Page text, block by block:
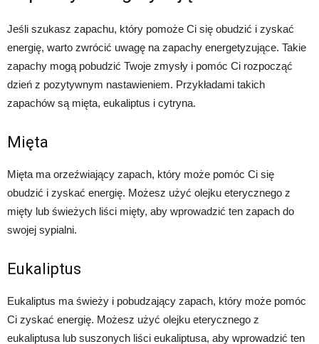
Jeśli szukasz zapachu, który pomoże Ci się obudzić i zyskać
energię, warto zwrócić uwagę na zapachy energetyzujące. Takie
zapachy mogą pobudzić Twoje zmysły i pomóc Ci rozpocząć
dzień z pozytywnym nastawieniem. Przykładami takich
zapachów są mięta, eukaliptus i cytryna.
Mięta
Mięta ma orzeźwiający zapach, który może pomóc Ci się
obudzić i zyskać energię. Możesz użyć olejku eterycznego z
mięty lub świeżych liści mięty, aby wprowadzić ten zapach do
swojej sypialni.
Eukaliptus
Eukaliptus ma świeży i pobudzający zapach, który może pomóc
Ci zyskać energię. Możesz użyć olejku eterycznego z
eukaliptusa lub suszonych liści eukaliptusa, aby wprowadzić ten